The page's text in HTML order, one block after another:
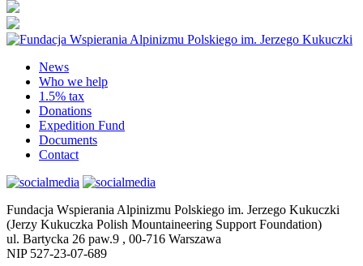
News
Who we help
1.5% tax
Donations
Expedition Fund
Documents
Contact
Fundacja Wspierania Alpinizmu Polskiego im. Jerzego Kukuczki
(Jerzy Kukuczka Polish Mountaineering Support Foundation)
ul. Bartycka 26 paw.9 , 00-716 Warszawa
NIP 527-23-07-689